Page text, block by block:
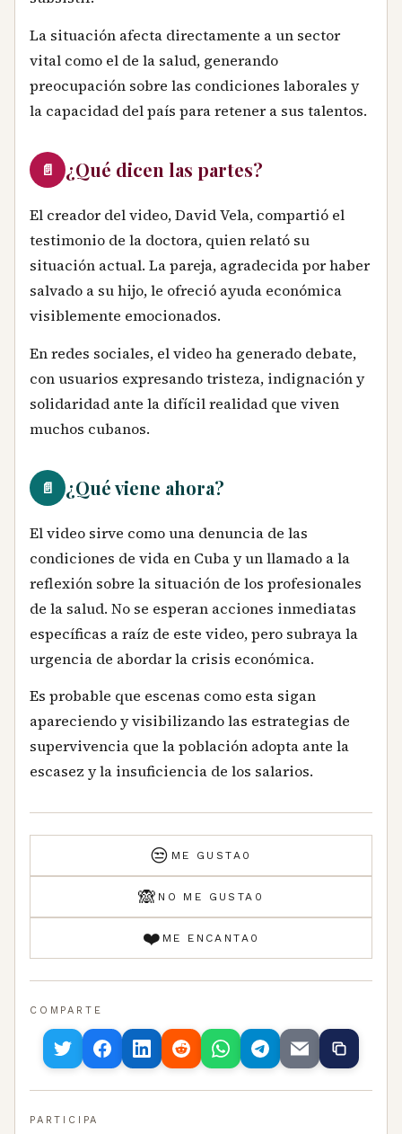
La situación afecta directamente a un sector
vital como el de la salud, generando
preocupación sobre las condiciones laborales y
la capacidad del país para retener a sus talentos.
📄 ¿Qué dicen las partes?
El creador del video, David Vela, compartió el
testimonio de la doctora, quien relató su
situación actual. La pareja, agradecida por haber
salvado a su hijo, le ofreció ayuda económica
visiblemente emocionados.
En redes sociales, el video ha generado debate,
con usuarios expresando tristeza, indignación y
solidaridad ante la difícil realidad que viven
muchos cubanos.
📄 ¿Qué viene ahora?
El video sirve como una denuncia de las
condiciones de vida en Cuba y un llamado a la
reflexión sobre la situación de los profesionales
de la salud. No se esperan acciones inmediatas
específicas a raíz de este video, pero subraya la
urgencia de abordar la crisis económica.
Es probable que escenas como esta sigan
apareciendo y visibilizando las estrategias de
supervivencia que la población adopta ante la
escasez y la insuficiencia de los salarios.
😒 ME GUSTA 0
🙈 NO ME GUSTA 0
❤️ ME ENCANTA 0
COMPARTE
PARTICIPA